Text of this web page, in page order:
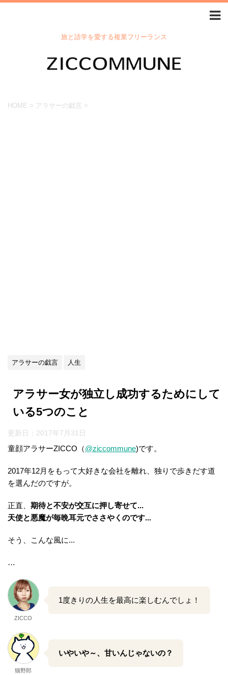
旅と語学を愛する複業フリーランス
HOME > アラサーの戯言 >
アラサーの戯言 人生
アラサー女が独立し成功するためにして
いる5つのこと
更新日： 2017年7月31日
童顔アラサーZICCO（@ziccommune)です。
2017年12月をもって大好きな会社を離れ、独りで歩きだす道
を選んだのですが。
正直、 期待と不安が交互に押し寄せて...
天使と悪魔が毎晩耳元でささやくのです...
そう、こんな風に...
…
ZICCO
1度きりの人生を最高に楽しむんでしょ！
猫野郎
いやいや～、甘いんじゃないの？